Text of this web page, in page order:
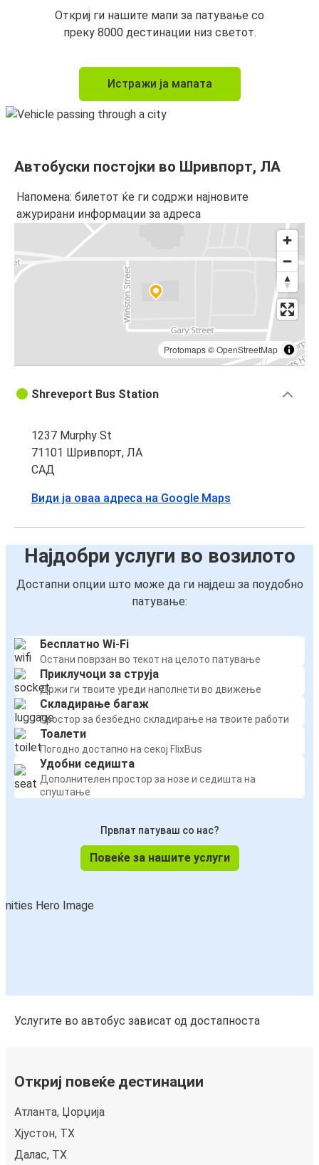
Откриј ги нашите мапи за патување со
преку 8000 дестинации низ светот.
Истражи ја мапата
Автобуски постојки во Шривпорт, ЛА
Напомена: билетот ќе ги содржи најновите
ажурирани информации за адреса
Protomaps©OpenStreetMap
Shreveport Bus Station
1237 Murphy St
71101 Шривпорт, ЛА
САД
Види ја оваа адреса на Google Maps
Најдобри услуги во возилото
Достапни опции што може да ги најдеш за поудобно
патување:
Бесплатно Wi-Fi
Остани поврзан во текот на целото патување
Приклучоци за струја
Држи ги твоите уреди наполнети во движење
Складирање багаж
Простор за безбедно складирање на твоите работи
Тоалети
Погодно достапно на секој FlixBus
Удобни седишта
Дополнителен простор за нозе и седишта на
спуштање
Првпат патуваш со нас?
Повеќе за нашите услуги
Услугите во автобус зависат од достапноста
Откриј повеќе дестинации
Атланта, Џорџија
Хјустон, TX
Далас, TX